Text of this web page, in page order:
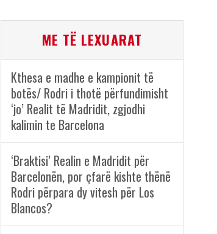
ME TË LEXUARAT
Kthesa e madhe e kampionit të
botës/ Rodri i thotë përfundimisht
‘jo’ Realit të Madridit, zgjodhi
kalimin te Barcelona
‘Braktisi’ Realin e Madridit për
Barcelonën, por çfarë kishte thënë
Rodri përpara dy vitesh për Los
Blancos?